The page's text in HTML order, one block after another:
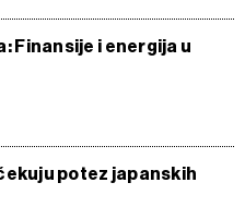
Finansije i energija u
potez japanskih